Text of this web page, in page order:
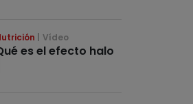
Vídeo
es el efecto halo